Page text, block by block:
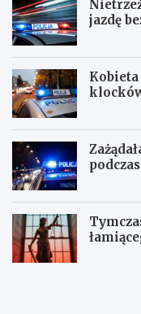
jazdę
C
P